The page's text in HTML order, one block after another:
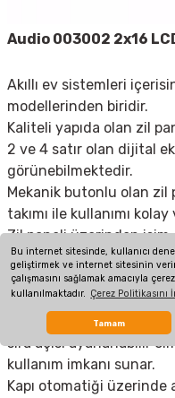
Bu internet sitesinde, kullanıcı
geliştirmek ve internet sitesinin
çalışmasını sağlamak amacıyla
kullanılmaktadır. Çerez Politikasını
Tamam
Audio 003002 2x16
Akıllı ev sistemleri
modellerinden biridir.
Kaliteli yapıda olan zil
2 ve 4 satır olan dijital
görünebilmektedir.
Mekanik butonlu olan
takımı ile kullanımı
Zil paneli üzerinden isim
bulunmaktadır.
Bus Plus zil paneli
giriş seçeneği sunar.
Renkli kamerası
sıra açısı ayarlanabilir
kullanım imkanı sunar.
Kapı otomatiği üzerinde